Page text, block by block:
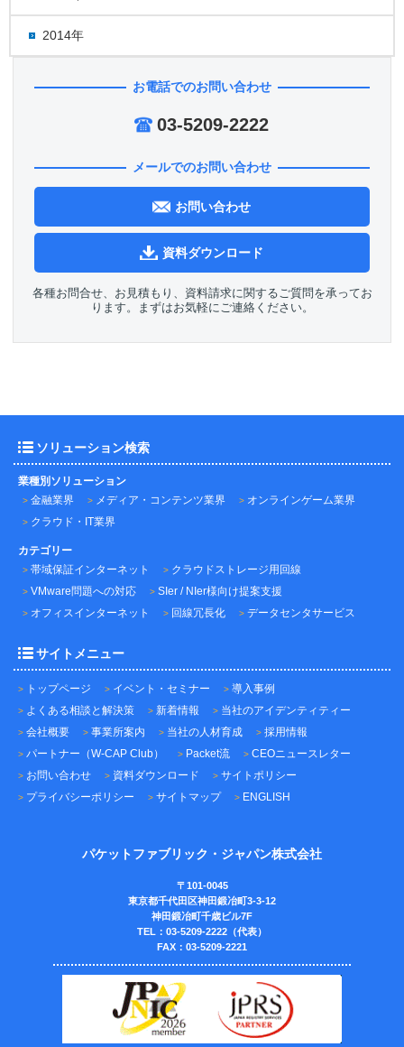
2014年
お電話でのお問い合わせ
03-5209-2222
メールでのお問い合わせ
お問い合わせ
資料ダウンロード
各種お問合せ、お見積もり、資料請求に関するご質問を承ってお
ります。まずはお気軽にご連絡ください。
ソリューション検索
業種別ソリューション
金融業界
メディア・コンテンツ業界
オンラインゲーム業界
クラウド・IT業界
カテゴリー
帯域保証インターネット
クラウドストレージ用回線
VMware問題への対応
SIer / NIer様向け提案支援
オフィスインターネット
回線冗長化 データセンタサービス
サイトメニュー
トップページ イベント・セミナー
導入事例
よくある相談と解決策
新着情報
当社のアイデンティティー
会社概要
事業所案内 当社の人材育成
採用情報
パートナー（W-CAP Club）
Packet流
CEOニュースレター
お問い合わせ
資料ダウンロード
サイトポリシー
プライバシーポリシー
サイトマップ ENGLISH
パケットファブリック・ジャパン株式会社
〒101-0045
東京都千代田区神田鍛冶町3-3-12
神田鍛冶町千歳ビル7F
TEL：03-5209-2222（代表）
FAX：03-5209-2221